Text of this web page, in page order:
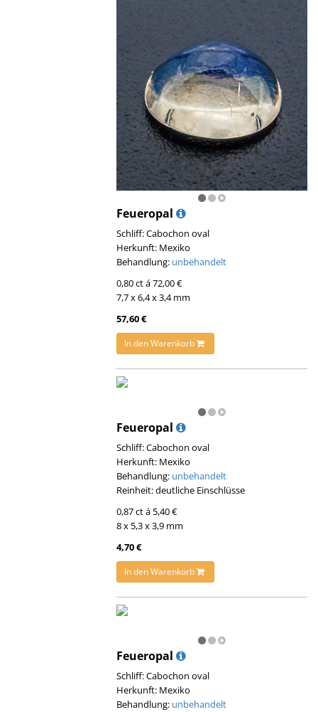
Feueropal
Schliff: Cabochon oval
Herkunft: Mexiko
Behandlung: unbehandelt
0,80 ct á 72,00 €
7,7 x 6,4 x 3,4 mm
57,60 €
In den Warenkorb
Feueropal
Schliff: Cabochon oval
Herkunft: Mexiko
Behandlung: unbehandelt
Reinheit: deutliche Einschlüsse
0,87 ct á 5,40 €
8 x 5,3 x 3,9 mm
4,70 €
In den Warenkorb
Feueropal
Schliff: Cabochon oval
Herkunft: Mexiko
Behandlung: unbehandelt